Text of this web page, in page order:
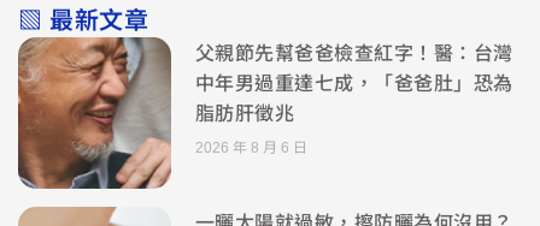
▧ 最新文章
父親節先幫爸爸檢查紅字！醫：台灣
中年男過重達七成，「爸爸肚」恐為
脂肪肝徵兆
2026 年 8 月 6 日